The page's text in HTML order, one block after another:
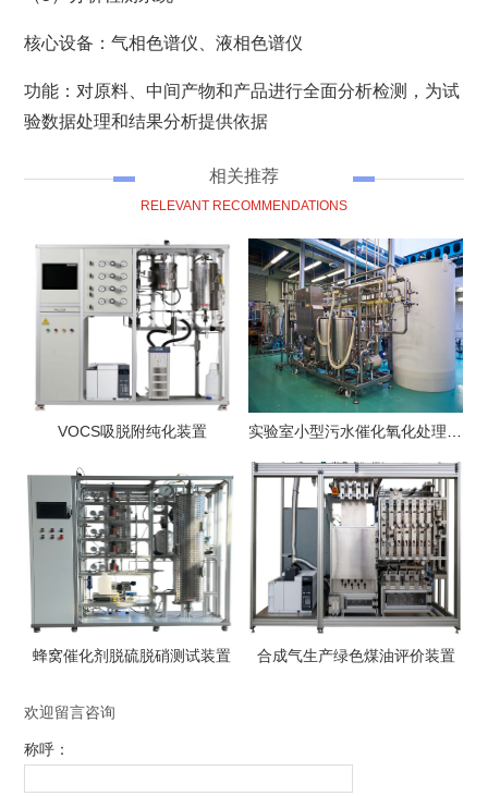
核心设备：气相色谱仪、液相色谱仪
功能：对原料、中间产物和产品进行全面分析检测，为试
验数据处理和结果分析提供依据
相关推荐
RELEVANT RECOMMENDATIONS
VOCS吸脱附纯化装置 实验室小型污水催化氧化处理测试装置
蜂窝催化剂脱硫脱硝测试装置 合成气生产绿色煤油评价装置
欢迎留言咨询
称呼：